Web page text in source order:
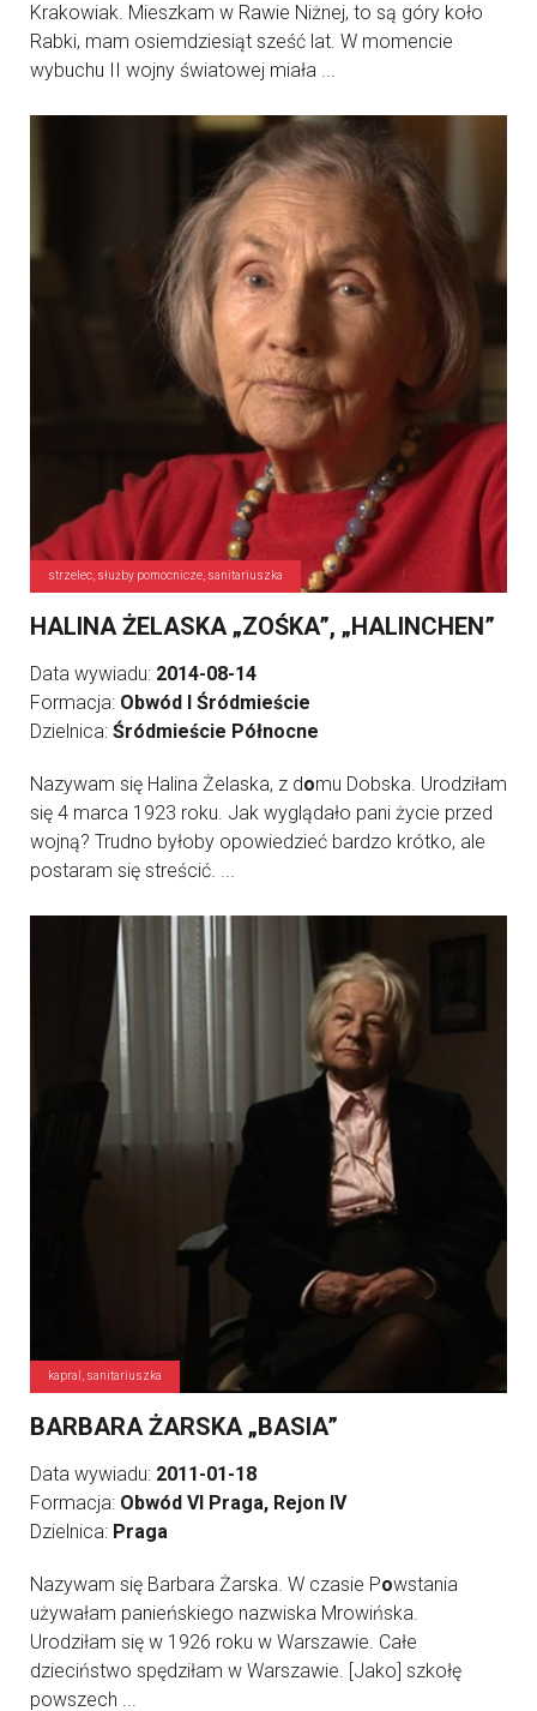
Krakowiak. Mieszkam w Rawie Niżnej, to są góry koło
Rabki, mam osiemdziesiąt sześć lat. W momencie
wybuchu II wojny światowej miała ...
strzelec, służby pomocnicze, sanitariuszka
HALINA ŻELASKA „ZOŚKA”, „HALINCHEN”
Data wywiadu: 2014-08-14
Formacja: Obwód I Śródmieście
Dzielnica: Śródmieście Północne
Nazywam się Halina Żelaska, z domu Dobska. Urodziłam
się 4 marca 1923 roku. Jak wyglądało pani życie przed
wojną? Trudno byłoby opowiedzieć bardzo krótko, ale
postaram się streścić. ...
kapral, sanitariuszka
BARBARA ŻARSKA „BASIA”
Data wywiadu: 2011-01-18
Formacja: Obwód VI Praga, Rejon IV
Dzielnica: Praga
Nazywam się Barbara Żarska. W czasie Powstania
używałam panieńskiego nazwiska Mrowińska.
Urodziłam się w 1926 roku w Warszawie. Całe
dzieciństwo spędziłam w Warszawie. [Jako] szkołę
powszech ...